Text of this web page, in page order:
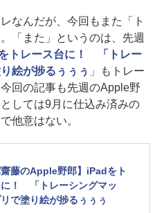
なんだが、今回もまた「ト
「また」というのは、先週
トレース台に！ 「トレー
絵が捗るぅぅぅ 」もトレー
回の記事も先週のApple野
しては9月に仕込み済みの
他意はない。
齋藤のApple野郎】iPadをト
に！ 「トレーシングマッ
リで塗り絵が捗るぅぅぅ